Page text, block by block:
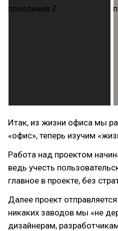
Итак, из жизни офиса мы
«офис», теперь изучим
Работа над проектом
ведь учесть
главное в проекте, без
Далее проект
никаких заводов мы «не
дизайнерам,